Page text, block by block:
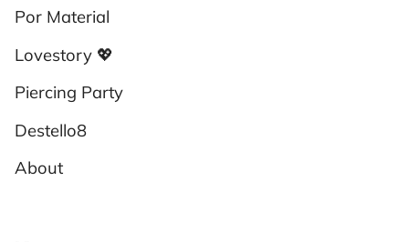
Por Material
Lovestory 💖
Piercing Party
Destello8
About